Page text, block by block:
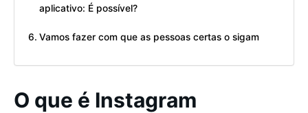
aplicativo: É possível?
Vamos fazer com que as pessoas certas o sigam
O que é Instagram